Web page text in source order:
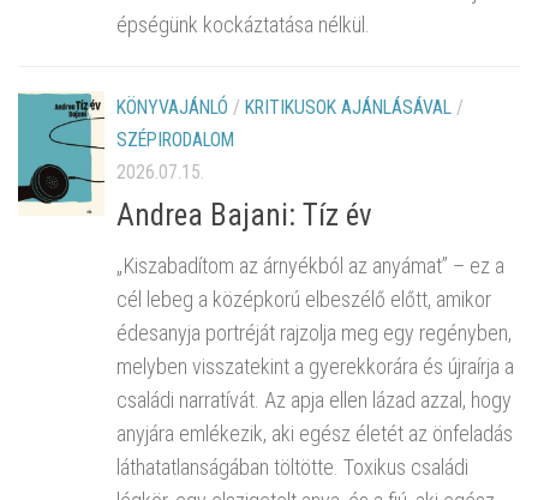
épségünk kockáztatása nélkül.
KÖNYVAJÁNLÓ / KRITIKUSOK AJÁNLÁSÁVAL /
SZÉPIRODALOM
2026.07.15.
Andrea Bajani: Tíz év
„Kiszabadítom az árnyékból az anyámat” – ez a
cél lebeg a középkorú elbeszélő előtt, amikor
édesanyja portréját rajzolja meg egy regényben,
melyben visszatekint a gyerekkorára és újraírja a
családi narratívát. Az apja ellen lázad azzal, hogy
anyjára emlékezik, aki egész életét az önfeladás
láthatatlanságában töltötte. Toxikus családi